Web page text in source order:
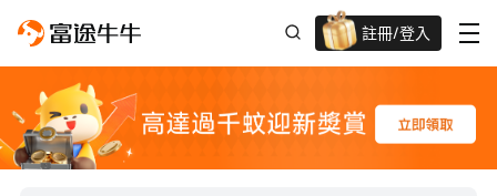
註冊/登入
迎新驚喜賞 股票/BTC等任你揀!